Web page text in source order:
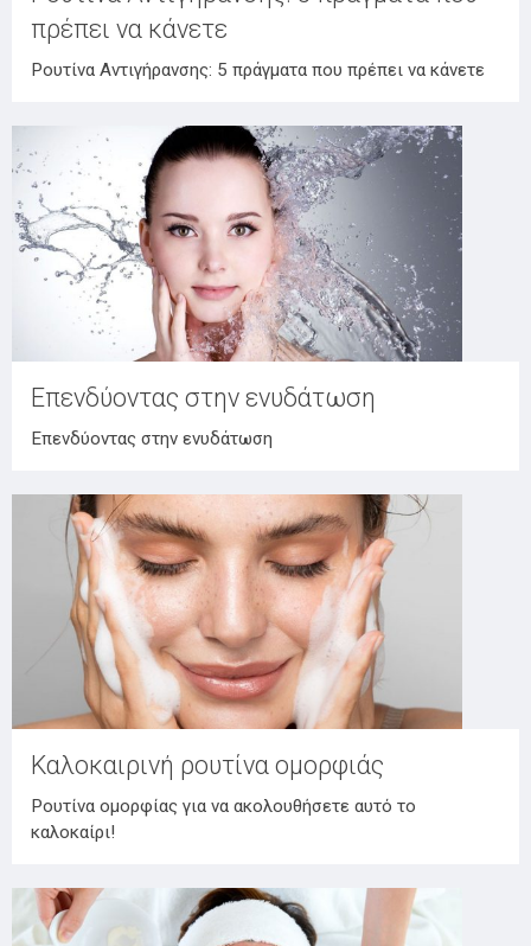
πρέπει να κάνετε
Ρουτίνα Αντιγήρανσης: 5 πράγματα που πρέπει να κάνετε
Επενδύοντας στην ενυδάτωση
Επενδύοντας στην ενυδάτωση
Καλοκαιρινή ρουτίνα ομορφιάς
Ρουτίνα ομορφίας για να ακολουθήσετε αυτό το
καλοκαίρι!